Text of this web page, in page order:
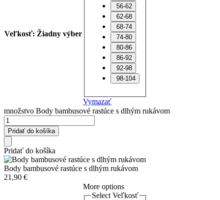
Veľkosť: Žiadny výber
56-62
62-68
68-74
74-80
80-86
86-92
92-98
98-104
Vymazať
množstvo Body bambusové rastúce s dlhým rukávom
Pridať do košíka
Pridať do košíka
Body bambusové rastúce s dlhým rukávom
21,90 €
More options
Select Veľkosť